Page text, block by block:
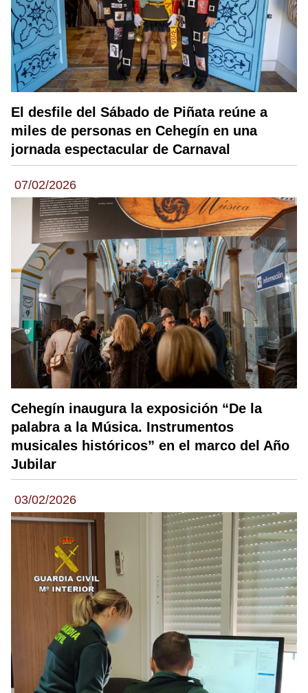
El desfile del Sábado de Piñata reúne a
miles de personas en Cehegín en una
jornada espectacular de Carnaval
07/02/2026
Cehegín inaugura la exposición “De la
palabra a la Música. Instrumentos
musicales históricos” en el marco del Año
Jubilar
03/02/2026